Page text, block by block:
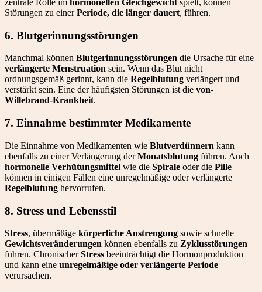
zentrale Rolle im hormonellen Gleichgewicht spielt, können
Störungen zu einerPeriode, die länger dauert, führen.
6. Blutgerinnungsstörungen
Manchmal können Blutgerinnungsstörungen die Ursache für eine
verlängerte Menstruation sein. Wenn das Blut nicht
ordnungsgemäß gerinnt, kann die Regelblutung verlängert und
verstärkt sein. Eine der häufigsten Störungen ist die von-
Willebrand-Krankheit.
7. Einnahme bestimmter Medikamente
Die Einnahme von Medikamenten wie Blutverdünnern kann
ebenfalls zu einer Verlängerung derMonatsblutung führen. Auch
hormonelle Verhütungsmittel wie die Spirale oder die Pille
können in einigen Fällen eine unregelmäßige oder verlängerte
Regelblutung hervorrufen.
8. Stress und Lebensstil
Stress, übermäßige körperliche Anstrengung sowie schnelle
Gewichtsveränderungen können ebenfalls zu Zyklusstörungen
führen. ChronischerStress beeinträchtigt die Hormonproduktion
und kann eine unregelmäßige oder verlängerte Periode
verursachen.